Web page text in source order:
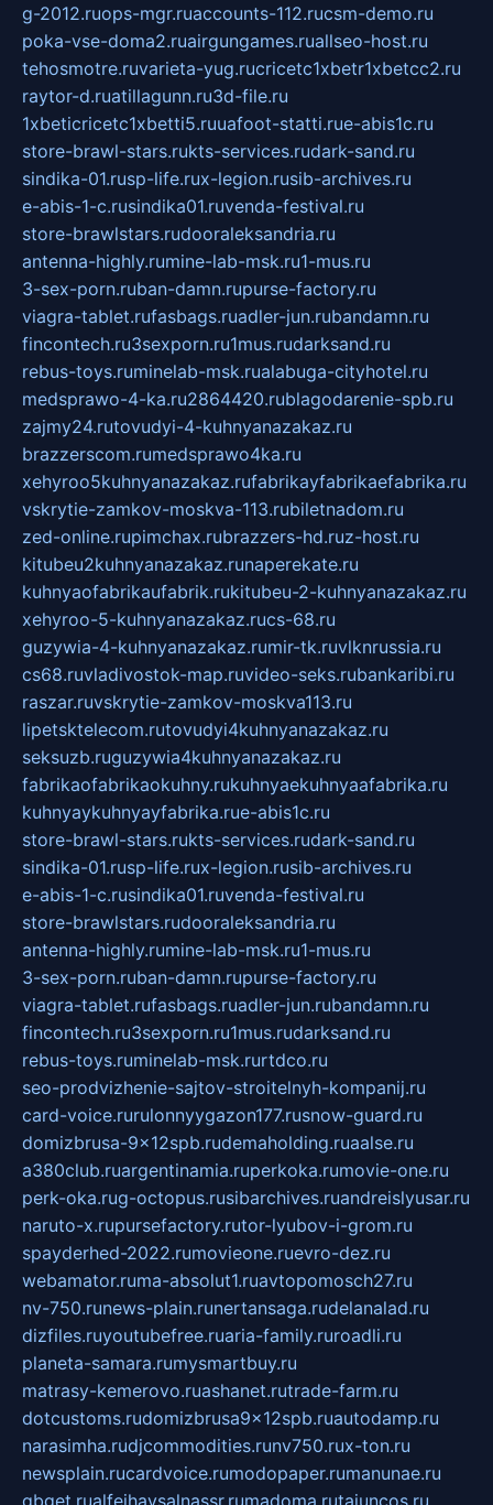
g-2012.ruops-mgr.ruaccounts-112.rucsm-demo.ru
poka-vse-doma2.ruairgungames.ruallseo-host.ru
tehosmotre.ruvarieta-yug.rucricetc1xbetr1xbetcc2.ru
raytor-d.ruatillagunn.ru3d-file.ru
1xbeticricetc1xbetti5.ruuafoot-statti.rue-abis1c.ru
store-brawl-stars.rukts-services.rudark-sand.ru
sindika-01.rusp-life.rux-legion.rusib-archives.ru
e-abis-1-c.rusindika01.ruvenda-festival.ru
store-brawlstars.rudooraleksandria.ru
antenna-highly.rumine-lab-msk.ru1-mus.ru
3-sex-porn.ruban-damn.rupurse-factory.ru
viagra-tablet.rufasbags.ruadler-jun.rubandamn.ru
fincontech.ru3sexporn.ru1mus.rudarksand.ru
rebus-toys.ruminelab-msk.rualabuga-cityhotel.ru
medsprawo-4-ka.ru2864420.rublagodarenie-spb.ru
zajmy24.rutovudyi-4-kuhnyanazakaz.ru
brazzerscom.rumedsprawo4ka.ru
xehyroo5kuhnyanazakaz.rufabrikayfabrikaefabrika.ru
vskrytie-zamkov-moskva-113.rubiletnadom.ru
zed-online.rupimchax.rubrazzers-hd.ruz-host.ru
kitubeu2kuhnyanazakaz.runaperekate.ru
kuhnyaofabrikaufabrik.rukitubeu-2-kuhnyanazakaz.ru
xehyroo-5-kuhnyanazakaz.rucs-68.ru
guzywia-4-kuhnyanazakaz.rumir-tk.ruvlknrussia.ru
cs68.ruvladivostok-map.ruvideo-seks.rubankaribi.ru
raszar.ruvskrytie-zamkov-moskva113.ru
lipetsktelecom.rutovudyi4kuhnyanazakaz.ru
seksuzb.ruguzywia4kuhnyanazakaz.ru
fabrikaofabrikaokuhny.rukuhnyaekuhnyaafabrika.ru
kuhnyaykuhnyayfabrika.rue-abis1c.ru
store-brawl-stars.rukts-services.rudark-sand.ru
sindika-01.rusp-life.rux-legion.rusib-archives.ru
e-abis-1-c.rusindika01.ruvenda-festival.ru
store-brawlstars.rudooraleksandria.ru
antenna-highly.rumine-lab-msk.ru1-mus.ru
3-sex-porn.ruban-damn.rupurse-factory.ru
viagra-tablet.rufasbags.ruadler-jun.rubandamn.ru
fincontech.ru3sexporn.ru1mus.rudarksand.ru
rebus-toys.ruminelab-msk.rurtdco.ru
seo-prodvizhenie-sajtov-stroitelnyh-kompanij.ru
card-voice.rurulonnyygazon177.rusnow-guard.ru
domizbrusa-9x12spb.rudemaholding.ruaalse.ru
a380club.ruargentinamia.ruperkoka.rumovie-one.ru
perk-oka.rug-octopus.rusibarchives.ruandreislyusar.ru
naruto-x.rupursefactory.rutor-lyubov-i-grom.ru
spayderhed-2022.rumovieone.ruevro-dez.ru
webamator.ruma-absolut1.ruavtopomosch27.ru
nv-750.runews-plain.runertansaga.rudelanalad.ru
dizfiles.ruyoutubefree.ruaria-family.ruroadli.ru
planeta-samara.rumysmartbuy.ru
matrasy-kemerovo.ruashanet.rutrade-farm.ru
dotcustoms.rudomizbrusa9x12spb.ruautodamp.ru
narasimha.rudjcommodities.runv750.rux-ton.ru
newsplain.rucardvoice.rumodopaper.rumanunae.ru
gbget.rualfeihavsalnassr.rumadoma.rutajuncos.ru